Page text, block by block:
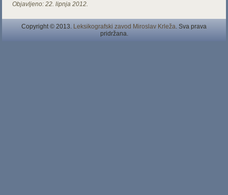
Objavljeno: 22. lipnja 2012.
Copyright © 2013. Leksikografski zavod Miroslav Krleža. Sva prava
pridržana.